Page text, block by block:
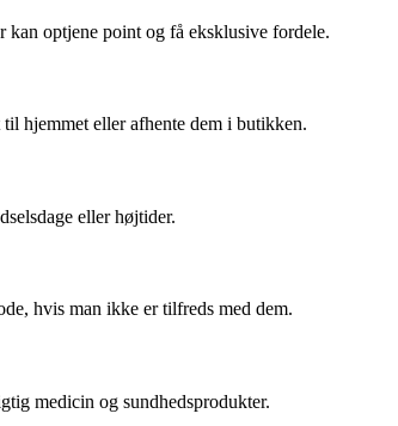
kan optjene point og få eksklusive fordele.
hjemmet eller afhente dem i butikken.
eller højtider.
hvis man ikke er tilfreds med dem.
medicin og sundhedsprodukter.